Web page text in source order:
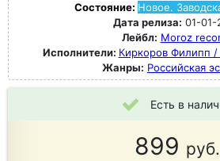
Состояние: Новое.
Дата релиза: 01-01-
Лейбл: Moroz
Исполнители: Киркоров Филипп
Жанры: Российская
Есть в
899 руб.